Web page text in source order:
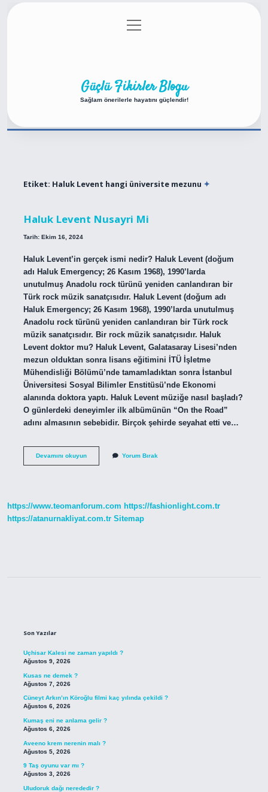
Gizlilik Politikası
menüyü
aç
Güçlü Fikirler Blogu
Sağlam önerilerle hayatını güçlendir!
Etiket: Haluk Levent hangi üniversite mezunu
Haluk Levent Nusayri Mi
Tarih: Ekim 16, 2024
Haluk Levent’in gerçek ismi nedir? Haluk Levent (doğum
adı Haluk Emergency; 26 Kasım 1968), 1990’larda
unutulmuş Anadolu rock türünü yeniden canlandıran bir
Türk rock müzik sanatçısıdır. Haluk Levent (doğum adı
Haluk Emergency; 26 Kasım 1968), 1990’larda unutulmuş
Anadolu rock türünü yeniden canlandıran bir Türk rock
müzik sanatçısıdır. Bir rock müzik sanatçısıdır. Haluk
Levent doktor mu? Haluk Levent, Galatasaray Lisesi’nden
mezun olduktan sonra lisans eğitimini İTÜ İşletme
Mühendisliği Bölümü’nde tamamladıktan sonra İstanbul
Üniversitesi Sosyal Bilimler Enstitüsü’nde Ekonomi
alanında doktora yaptı. Haluk Levent müziğe nasıl başladı?
O günlerdeki deneyimler ilk albümünün “On the Road”
adını almasının sebebidir. Birçok şehirde seyahat etti ve…
Devamını okuyunHaluk
Yorum Bırak
https://www.teomanforum.com https://fashionlight.com.tr
https://atanurnakliyat.com.tr Sitemap
Son Yazılar
Uçhisar Kalesi ne zaman yapıldı ?
Ağustos 9, 2026
Kusas ne demek ?
Ağustos 7, 2026
Cüneyt Arkın’ın Köroğlu filmi kaç yılında çekildi ?
Ağustos 6, 2026
Kumaş eni ne anlama gelir ?
Ağustos 6, 2026
Aveeno krem nerenin malı ?
Ağustos 5, 2026
9 Taş oyunu var mı ?
Ağustos 3, 2026
Uludoruk dağı nerededir ?